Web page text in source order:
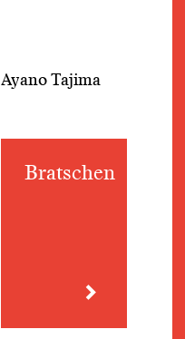
Ayano Tajima
Bratschen